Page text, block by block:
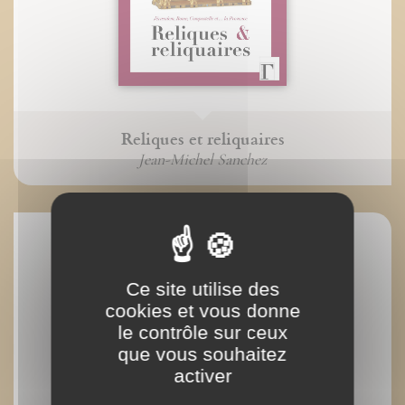
Reliques et reliquaires
Jean-Michel Sanchez
Ce site utilise des
cookies et vous donne
le contrôle sur ceux
que vous souhaitez
activer